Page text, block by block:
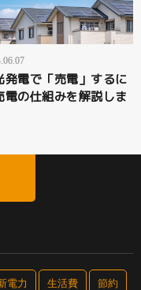
発電で「売電」するに
電の仕組みを解説しま
電力 生活費 節約